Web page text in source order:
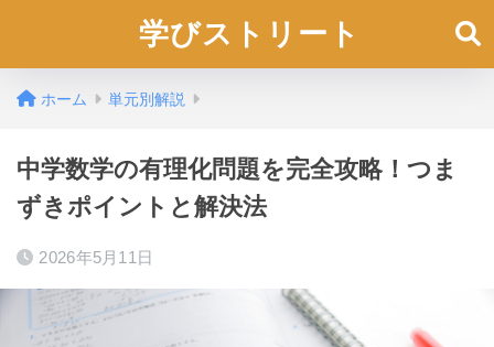
学びストリート
ホーム 単元別解説
中学数学の有理化問題を完全攻略！つま
ずきポイントと解決法
2026年5月11日